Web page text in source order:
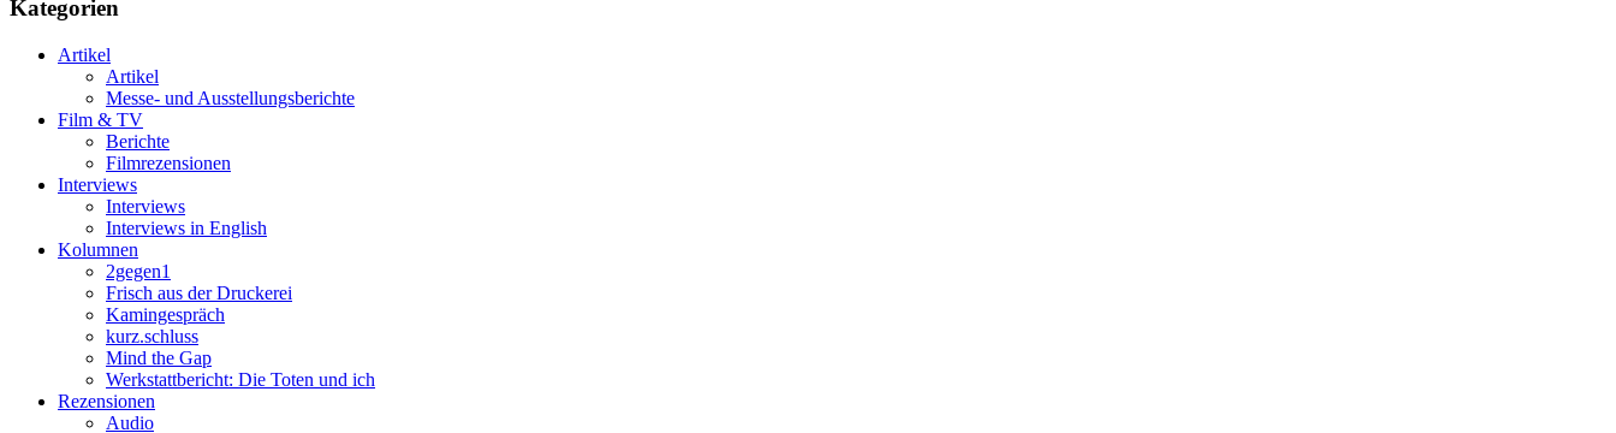
Kategorien
Artikel
Artikel
Messe- und Ausstellungsberichte
Film & TV
Berichte
Filmrezensionen
Interviews
Interviews
Interviews in English
Kolumnen
2gegen1
Frisch aus der Druckerei
Kamingespräch
kurz.schluss
Mind the Gap
Werkstattbericht: Die Toten und ich
Rezensionen
Audio